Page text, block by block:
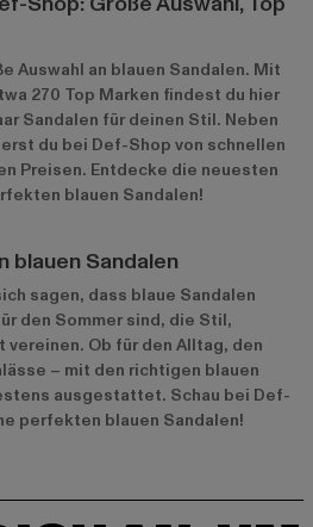
Auswahl an blauen Sandalen. Mit
270 Top Marken findest du hier
Sandalen für deinen Stil. Neben
du bei Def-Shop von schnellen
Preisen. Entdecke die neuesten
blauen Sandalen!
blauen Sandalen
sagen, dass blaue Sandalen
den Sommer sind, die Stil,
Ob für den Alltag, den
– mit den richtigen blauen
ausgestattet. Schau bei Def-
perfekten blauen Sandalen!